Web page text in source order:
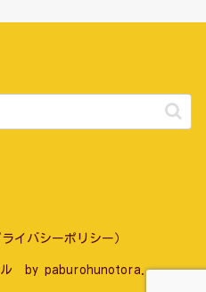
バシーポリシー）
ル by paburohunotora.